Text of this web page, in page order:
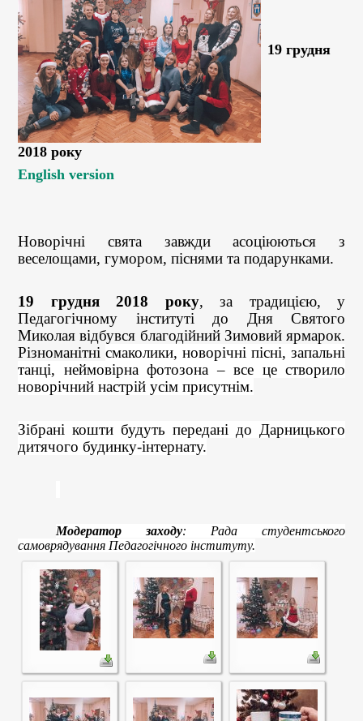
19 грудня
2018 року
English version
Новорічні свята завжди асоціюються з
веселощами, гумором, піснями та подарунками.
19 грудня 2018 року, за традицією, у
Педагогічному інституті до Дня Святого
Миколая відбувся благодійний Зимовий ярмарок.
Різноманітні смаколики, новорічні пісні, запальні
танці, неймовірна фотозона – все це створило
новорічний настрій усім присутнім.
Зібрані кошти будуть передані до Дарницького
дитячого будинку-інтернату.
Модератор заходу: Рада студентського
самоврядування Педагогічного інституту.